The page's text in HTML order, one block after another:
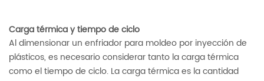
Carga térmica y tiempo de ciclo
Al dimensionar un enfriador para moldeo por inyección de
plásticos, es necesario considerar tanto la carga térmica
como el tiempo de ciclo. La carga térmica es la cantidad